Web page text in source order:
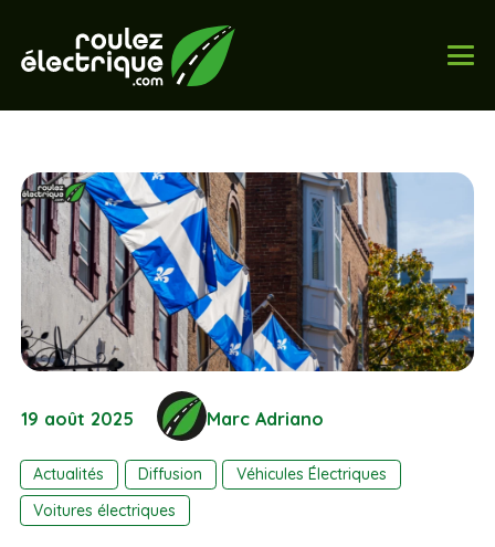
19 août 2025 Marc Adriano
Actualités Diffusion
Véhicules Électriques
Voitures électriques